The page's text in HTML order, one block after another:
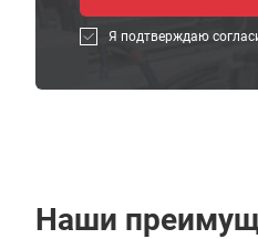
Я подтверждаю
Наши